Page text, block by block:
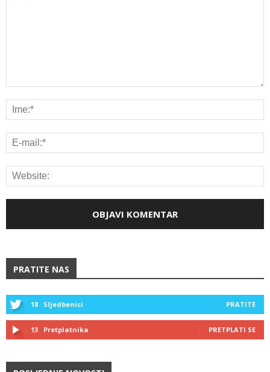
PRATITE NAS
18 Sljedbenici PRATITE
13 Pretplatnika PRETPLATI SE